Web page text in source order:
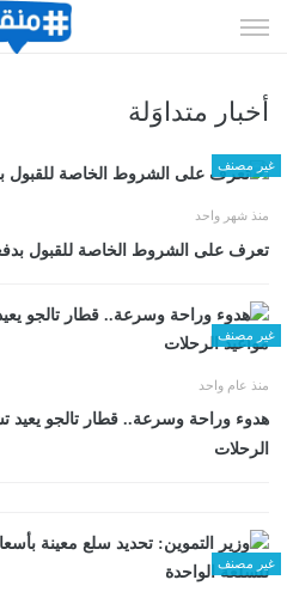
الى
أخبار متداوَلة
غير مصنف
منذ شهر واحد
تعرف على الشروط الخاصة للقبول
غير مصنف
منذ عام واحد
هدوء وراحة وسرعة.. قطار تالجو يعيد
الرحلات
غير مصنف